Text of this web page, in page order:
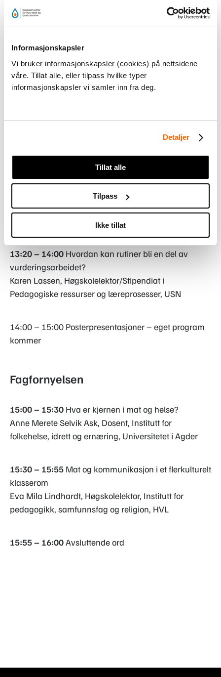
Informasjonskapsler
Vi bruker informasjonskapsler (cookies) på nettsidene
våre. Tillat alle, eller tilpass hvilke typer
informasjonskapsler vi samler inn fra deg.
Detaljer
Tillat alle
Tilpass
Ikke tillat
11:45 – 12:45
Aktuell forskning
12:45 – 13:00 Lærernes erfaring med
atferdsutfordring i mat- og helseundervisningen
Eidesund, Masterstudent, Fysisk aktivitet og kosthold i
Bra mat – hva forskningen forteller oss
Astrid Bjerkås, Senior kommunikasjonsrådgiver,
Kommunikasjon og samfunn, Veterinærinstituttet
Gro Haarklou Mathisen, Prosjektleder,
Vitenskapskomiteen for mat og miljø
13:20 – 14:00 Hvordan kan rutiner bli en del av
vurderingsarbeidet?
Karen Lassen, Høgskolelektor/Stipendiat i
Pedagogiske ressurser og læreprosesser, USN
14:00 – 15:00 Posterpresentasjoner – eget program
kommer
Fagfornyelsen
15:00 – 15:30 Hva er kjernen i mat og helse?
Anne Merete Selvik Ask, Dosent, Institutt for
folkehelse, idrett og ernæring, Universitetet i Agder
15:30 – 15:55 Mat og kommunikasjon i et flerkulturelt
klasserom
Eva Mila Lindhardt, Høgskolelektor, Institutt for
pedagogikk, samfunnsfag og religion, HVL
15:55 – 16:00Avsluttende ord